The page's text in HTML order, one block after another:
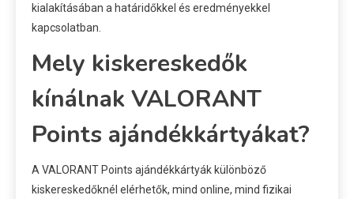
kialakításában a határidőkkel és eredményekkel
kapcsolatban.
Mely kiskereskedők
kínálnak VALORANT
Points ajándékkártyákat?
A VALORANT Points ajándékkártyák különböző
kiskereskedőknél elérhetők, mind online, mind fizikai